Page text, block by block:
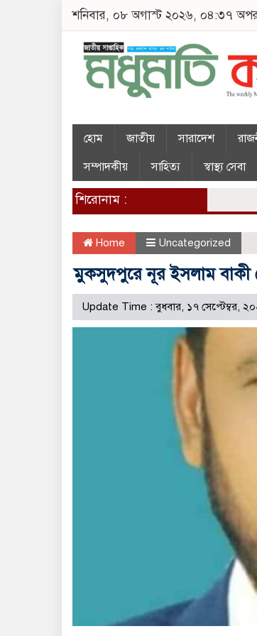
শনিবার, ০৮ অগাস্ট ২০২৬, ০৪:৩৭
হোম জাতীয় সারাদেশ
সম্পাদকীয়
সাহিত্য স্বাস্থ্য সেবা
শিরোনাম :
Home Uncategorized
মুকসুদপুরে নূর ইসলাম বাকী
Update Time : বুধবার, ১৭ সেপ্টেম্বর,